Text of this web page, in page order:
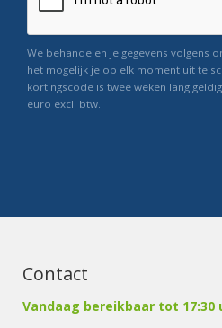
We behandelen je gegevens volgens
het mogelijk je op elk moment uit te
kortingscode is twee weken lang
euro excl. btw.
Contact
Vandaag bereikbaar tot 17:30